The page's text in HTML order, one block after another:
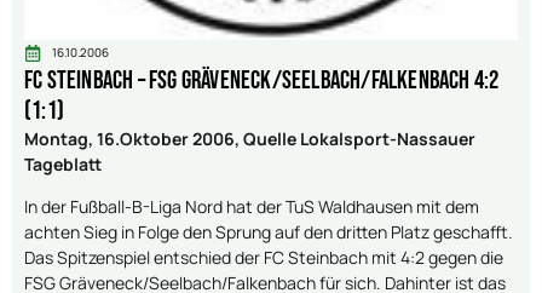
16.10.2006
FC Steinbach – FSG Gräveneck/Seelbach/Falkenbach 4:2
(1:1)
Montag, 16.Oktober 2006, Quelle Lokalsport-Nassauer
Tageblatt
In der Fußball-B-Liga Nord hat der TuS Waldhausen mit dem
achten Sieg in Folge den Sprung auf den dritten Platz geschafft.
Das Spitzenspiel entschied der FC Steinbach mit 4:2 gegen die
FSG Gräveneck/Seelbach/Falkenbach für sich. Dahinter ist das